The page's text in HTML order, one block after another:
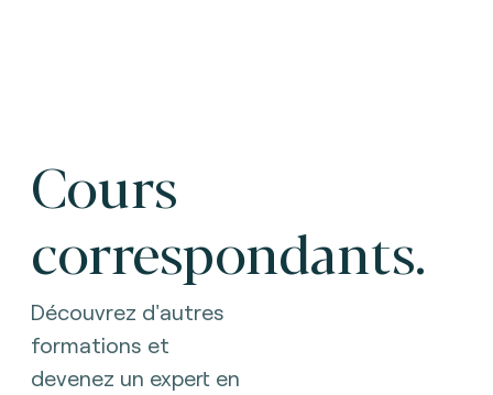
Cours
correspondants.
Découvrez d'autres
formations et
devenez un expert en